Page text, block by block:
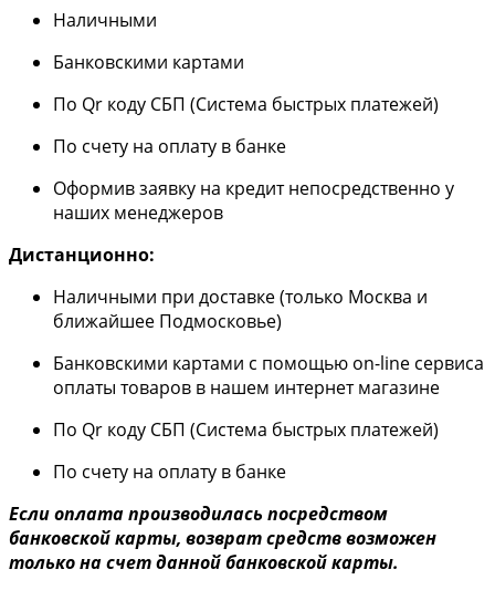
Наличными
Банковскими картами
По Qr коду СБП (Система быстрых платежей)
По счету на оплату в банке
Оформив заявку на кредит непосредственно у
наших менеджеров
Дистанционно:
Наличными при доставке (только Москва и
ближайшее Подмосковье)
Банковскими картами с помощью on-line сервиса
оплаты товаров в нашем интернет магазине
По Qr коду СБП (Система быстрых платежей)
По счету на оплату в банке
Если оплата производилась посредством
банковской карты, возврат средств возможен
только на счет данной банковской карты.